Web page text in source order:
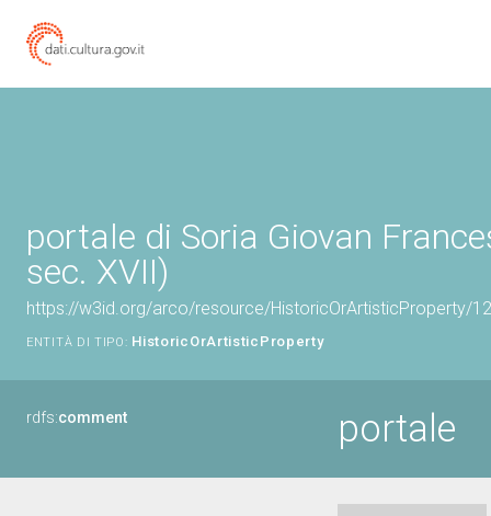
portale di Soria Giovan
sec. XVII)
https://w3id.org/arco/resource/HistoricOrArtisticProperty/
ENTITÀ DI TIPO: HistoricOrArtisticProperty
rdfs:comment portale